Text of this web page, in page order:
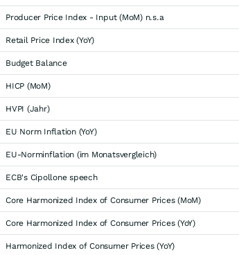
Producer Price Index - Input (MoM) n.s.a
Retail Price Index (YoY)
Budget Balance
HICP (MoM)
HVPI (Jahr)
EU Norm Inflation (YoY)
EU-Norminflation (im Monatsvergleich)
ECB's Cipollone speech
Core Harmonized Index of Consumer Prices (MoM)
Core Harmonized Index of Consumer Prices (YoY)
Harmonized Index of Consumer Prices (YoY)